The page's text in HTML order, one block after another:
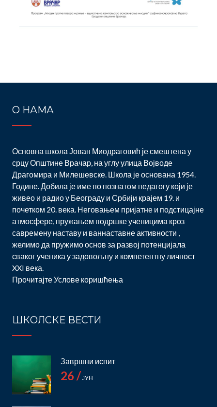
О НАМА
Основна школа Јован Миодраговић је смештена у
срцу Општине Врачар, на углу улица Војводе
Драгомира и Милешевске. Школа је основана 1954.
Године. Добила је име по познатом педагогу који је
живео и радио у Београду и Србији крајем 19. и
почетком 20. века. Неговањем пријатне и подстицајне
атмосфере, пружањем подршке ученицима кроз
савремену наставу и ваннаставне активности ,
желимо да пружимо основ за развој потенцијала
сваког ученика у задовољну и компетентну личност
XXI века.
ПрочитајтеУслове коришћења
ШКОЛСКЕ ВЕСТИ
Завршни испит
26 /ЈУН